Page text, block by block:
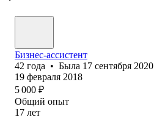
Бизнес-ассистент
42 года • Была 17 сентября 2020
19 февраля 2018
5 000 ₽
Общий опыт
17 лет